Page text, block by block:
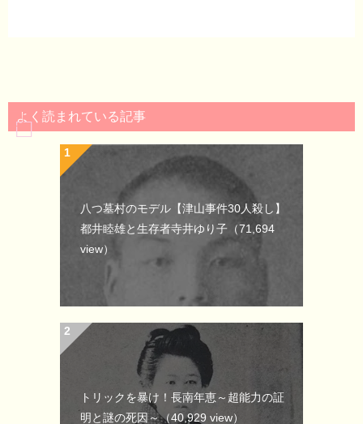
よく読まれている記事
八つ墓村のモデル【津山事件30人殺し】
都井睦雄と生存者寺井ゆり子 （71,694
view）
トリックを暴け！長南年恵～超能力の証
明と謎の死因～（40,929 view）